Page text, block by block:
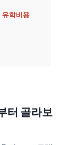
학비용
터 골라보